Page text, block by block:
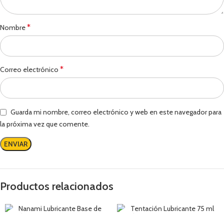
Nombre*
Correo electrónico *
Guarda mi nombre, correo electrónico y web en este navegador para
la próxima vez que comente.
Productos relacionados